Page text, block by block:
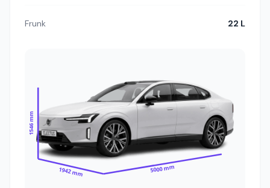
Frunk 22 L
1546 mm
1942 mm 5000 mm